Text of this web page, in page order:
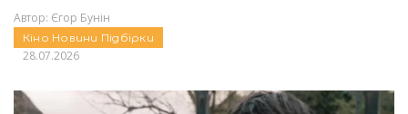
Автор: Єгор Бунін
Кіно Новини Підбірки
28.07.2026